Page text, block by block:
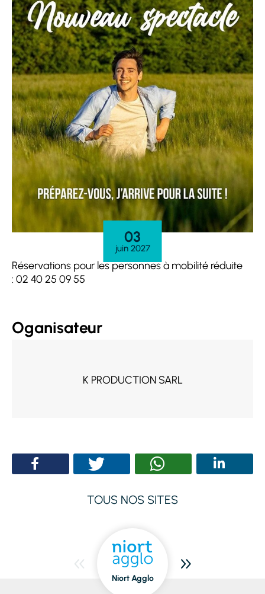
03
juin 2027
Réservations pour les personnes à mobilité réduite
: 02 40 25 09 55
Oganisateur
K PRODUCTION SARL
TOUS NOS SITES
Niort Agglo